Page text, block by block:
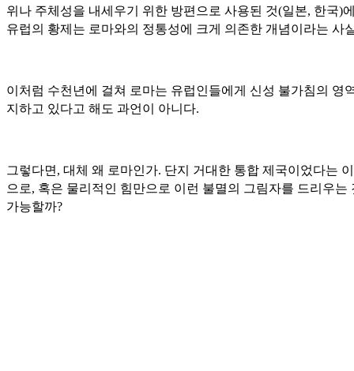
위나 주체성을 내세우기 위한 방편으로 사용된 것(일본, 한국)
유럽의 황제는 로마와의 정통성에 크게 의존한 개념이라는 사
이처럼 수천년에 걸쳐 로마는 유럽인들에게 신성 불가침의 영
지하고 있다고 해도 과언이 아니다.
그렇다면, 대체 왜 로마인가. 단지 거대한 통합 제국이었다는
으로, 혹은 물리적인 힘만으로 이런 불멸의 그림자를 드리우는
가능할까?